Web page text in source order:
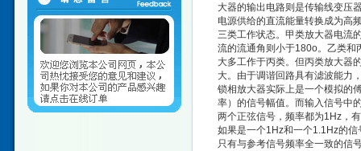
大器的输出电路则是传输线变压
电源供给的直流能量转换成为高
三类工作状态。甲类放大器电流
流的流通角则小于180o。乙类和
大多工作于丙类。但丙类放大器
大。由于调谐回路具有滤波能力
锁相放大器实际上是一个模拟的
率）的信号幅值。而输入信号中
两个正弦信号，频率都为1Hz，
如果是一个1Hz和一个1.1Hz的
只有与参考信号频率全一致的信